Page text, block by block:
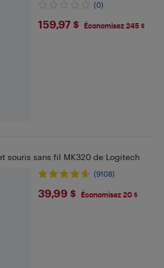
(0)
$159.97
159,97 $ Économisez 245 $
souris sans fil MK320 de Logitech
(9108)
$39.99
39,99 $ Économisez 20 $